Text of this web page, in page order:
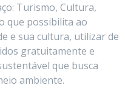
Turismo, Cultura,
que possibilita ao
e sua cultura, utilizar de
gratuitamente e
que busca
ambiente.